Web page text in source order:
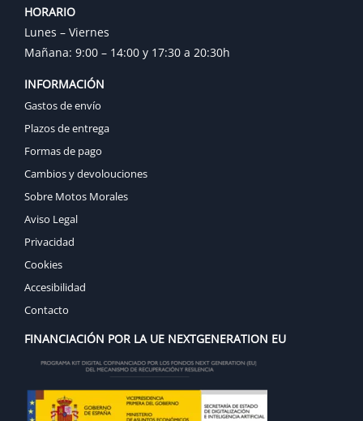
HORARIO
Lunes – Viernes
Mañana: 9:00 – 14:00 y 17:30 a 20:30h
INFORMACIÓN
Gastos de envío
Plazos de entrega
Formas de pago
Cambios y devolouciones
Sobre Motos Morales
Aviso Legal
Privacidad
Cookies
Accesibilidad
Contacto
FINANCIACIÓN POR LA UE NEXTGENERATION EU